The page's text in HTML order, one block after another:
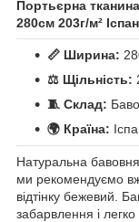
Портьєрна
280см 203г/м²
📏 Ширина:
⚖️ Щільність:
🧵 Склад:
🌍 Країна:
Натуральна
ми рекомендуємо
відтінку бежевий.
забарвлення і